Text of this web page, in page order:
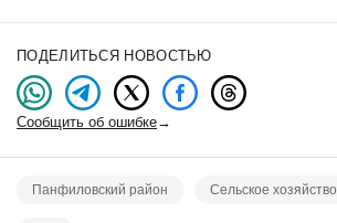
ПОДЕЛИТЬСЯ НОВОСТЬЮ
Сообщить об ошибке→
Панфиловский район Сельское хозяйство